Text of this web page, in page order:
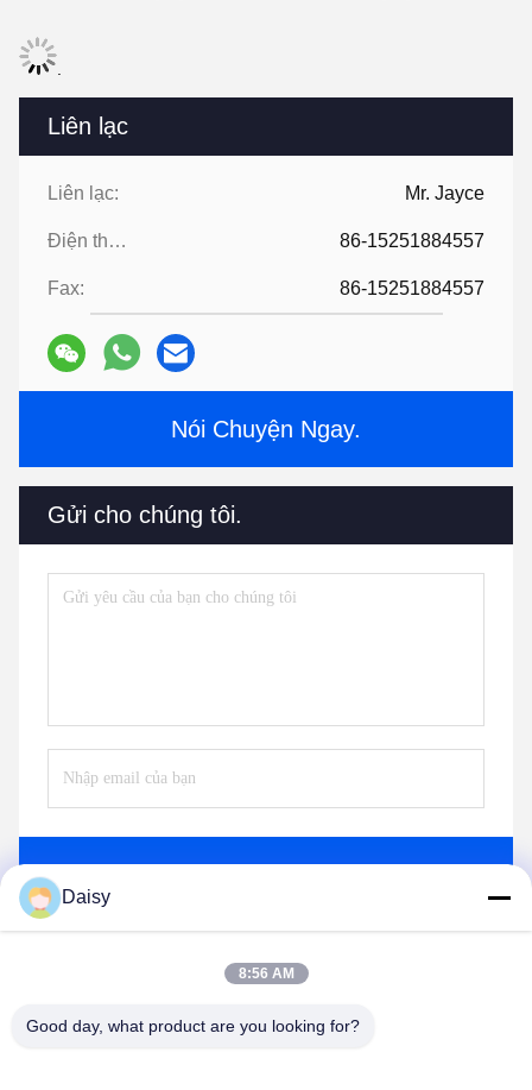
Liên lạc
Liên lạc: Mr. Jayce
Điện thoại: 86-15251884557
Fax: 86-15251884557
Nói Chuyện Ngay.
Gửi cho chúng tôi.
Daisy
8:56 AM
Good day, what product are you looking for?